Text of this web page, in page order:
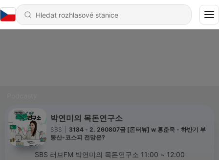
박연미의 목돈연구소
SBS
3184 - 2. 260807금 [돈터뷰] w 홍춘욱 - 하반기 부
동산-코스피 전망은?
SBS 러브FM 박연미의 목돈연구소 11:00 ~ 12:00